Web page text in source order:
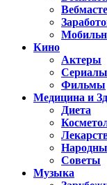
Кино
Актеры
Сериалы
Фильмы
Медицина и
Диета
Советы
Музыка